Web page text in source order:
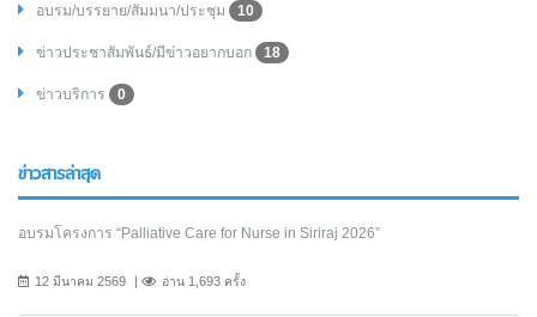
อบรม/บรรยาย/สัมมนา/ประชุม 10
ข่าวประชาสัมพันธ์/มีข่าวอยากบอก 18
ข่าวบริการ 0
ข่าวสารล่าสุด
อบรมโครงการ “Palliative Care for Nurse in Siriraj 2026”
12 มีนาคม 2569 อ่าน 1,693 ครั้ง